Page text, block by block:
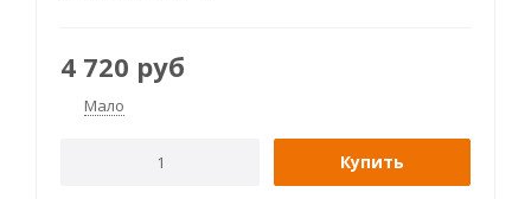
4 720 руб
Мало
Купить